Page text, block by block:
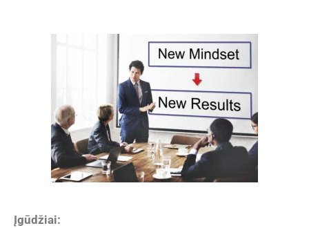
Įgūdžiai: